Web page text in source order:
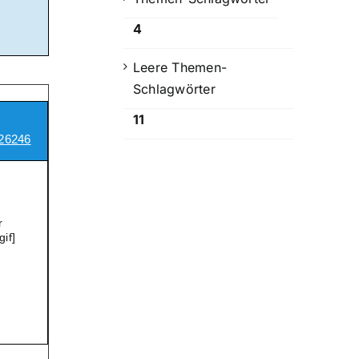
4
Leere Themen-
Schlagwörter
11